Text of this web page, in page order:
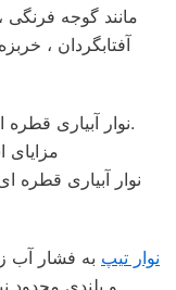
مانند گوجه فرنگی
آفتابگردان ،
نوار آبیاری قطره ای در گلخانه ها نیز قابل استفاده می باشد.
مزایای
نوار آبیاری قطره
نوار تیپ به فشار آب
و بلندی محدود